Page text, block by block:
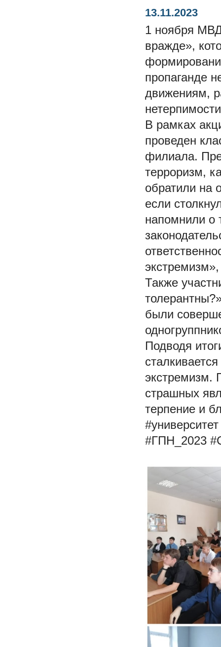
13.11.2023
1 ноября
вражде»,
пропаганде
движениям,
В рамках
проведен
филиала.
терроризм,
обратили на
если
напомнили о
Также
были
Подводя
экстремизм.
страшных
терпение и
#университет
#ГПН_2023